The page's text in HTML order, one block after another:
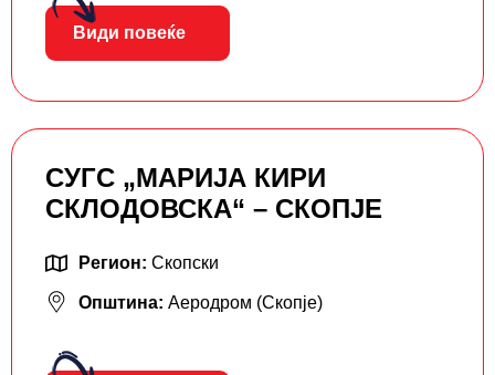
Види повеќе
СУГС „МАРИЈА КИРИ
СКЛОДОВСКА“ – СКОПЈЕ
Регион: Скопски
Општина: Аеродром (Скопје)